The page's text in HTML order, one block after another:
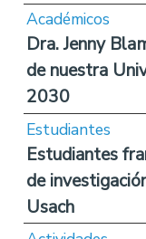
Académicos
Dra. Jenny
de nuestra
2030
Estudiantes
Estudiantes
de
Usach